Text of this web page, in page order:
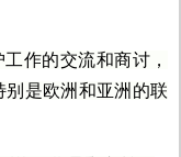
作的交流和商讨，
是欧洲和亚洲的联